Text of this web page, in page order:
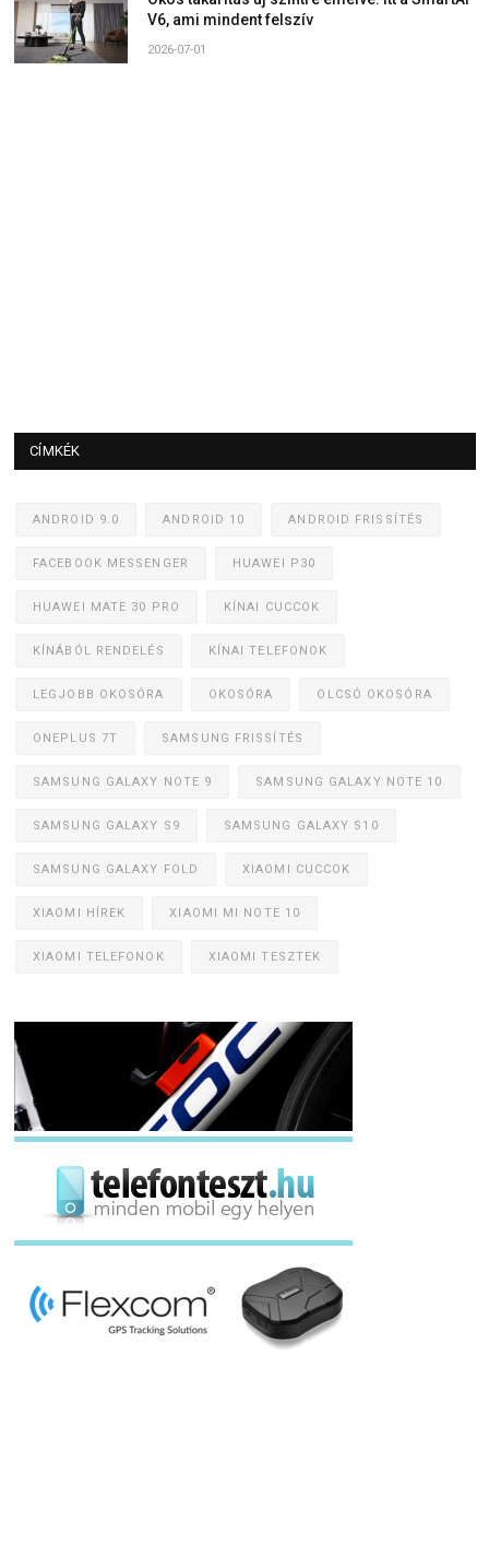
V6, ami mindent felszív
2026-07-01
CÍMKÉK
ANDROID 9.0 ANDROID 10 ANDROID FRISSÍTÉS
FACEBOOK MESSENGER HUAWEI P30
HUAWEI MATE 30 PRO KÍNAI CUCCOK
KÍNÁBÓL RENDELÉS KÍNAI TELEFONOK
LEGJOBB OKOSÓRA OKOSÓRA OLCSÓ OKOSÓRA
ONEPLUS 7T SAMSUNG FRISSÍTÉS
SAMSUNG GALAXY NOTE 9 SAMSUNG GALAXY NOTE 10
SAMSUNG GALAXY S9 SAMSUNG GALAXY S10
SAMSUNG GALAXY FOLD XIAOMI CUCCOK
XIAOMI HÍREK XIAOMI MI NOTE 10
XIAOMI TELEFONOK XIAOMI TESZTEK